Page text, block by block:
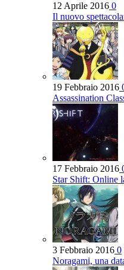
12 Aprile 2016 0
Il nuovo
19 Febbraio 2016
Assassination
17 Febbraio 2016
Star Shift: Online
3 Febbraio 2016 0
Noragami, una